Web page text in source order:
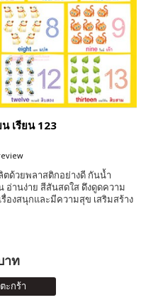
เรียน 123
ตด้วยพลาสติกอย่างดี กันน้ำ
อ่านง่าย สีสันสดใส ดึงดูดความ
รื่องสนุกและมีความสุข เสริมสร้าง
าท
ะกร้า